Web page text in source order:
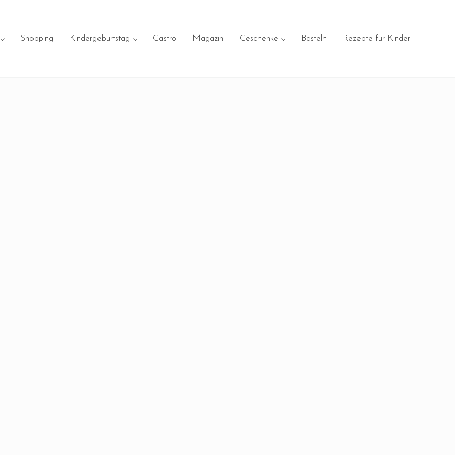
Shopping Kindergeburtstag Gastro Magazin Geschenke Basteln Rezepte für Kinder